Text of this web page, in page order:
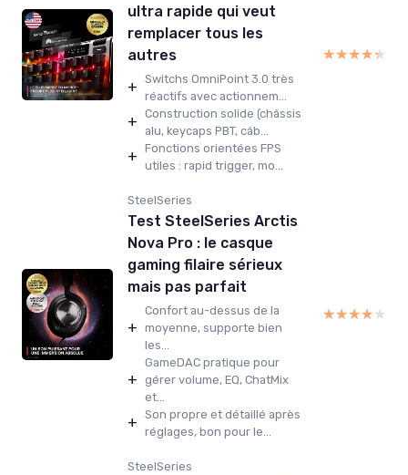
ultra rapide qui veut
remplacer tous les
autres
+ Switchs OmniPoint 3.0 très
réactifs avec actionnem...
+ Construction solide (châssis
alu, keycaps PBT, câb...
+ Fonctions orientées FPS
utiles : rapid trigger, mo...
★★★★★
★★★★★
SteelSeries
Test SteelSeries Arctis
Nova Pro : le casque
gaming filaire sérieux
mais pas parfait
+
Confort au-dessus de la
moyenne, supporte bien
les...
+
GameDAC pratique pour
gérer volume, EQ, ChatMix
et...
+ Son propre et détaillé après
réglages, bon pour le...
★★★★★
★★★★★
SteelSeries